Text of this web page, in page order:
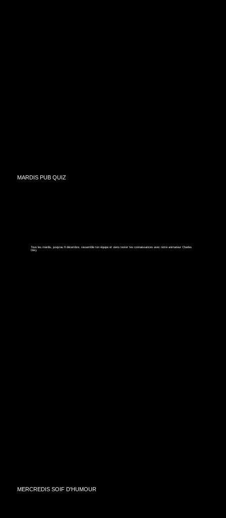
MARDIS PUB QUIZ
Tous les mardis, jusqu'au 9 décembre, rassemble ton équipe et viens tester tes connaissances avec notre animateur Charles
Déry
MERCREDIS SOIF D'HUMOUR